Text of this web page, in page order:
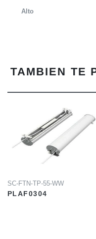
Alto
TAMBIEN TE
INFO
SC-FTN-TP-55-WW
PLAF0304